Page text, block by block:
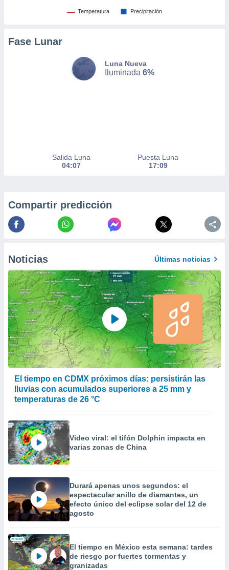
en
perfiles
utilizar
crear un
uso de
contenido
medir el
de la
el
del
de
de
de
uso de
con el
e
mediante
publicidad
publicidad
Temperatura Precipitación
Fase Lunar
Luna Nueva
Iluminada 6%
Salida Luna
04:07
Puesta Luna
17:09
Compartir predicción
Noticias Últimas noticias
El tiempo en CDMX próximos días: persistirán las
lluvias con acumulados superiores a 25 mm y
temperaturas de 26 °C
Video viral: el tifón Dolphin impacta en
varias zonas de China
Durará apenas unos segundos: el
espectacular anillo de diamantes, un
efecto único del eclipse solar del 12 de
agosto
El tiempo en México esta semana: tardes
de riesgo por fuertes tormentas y
granizadas